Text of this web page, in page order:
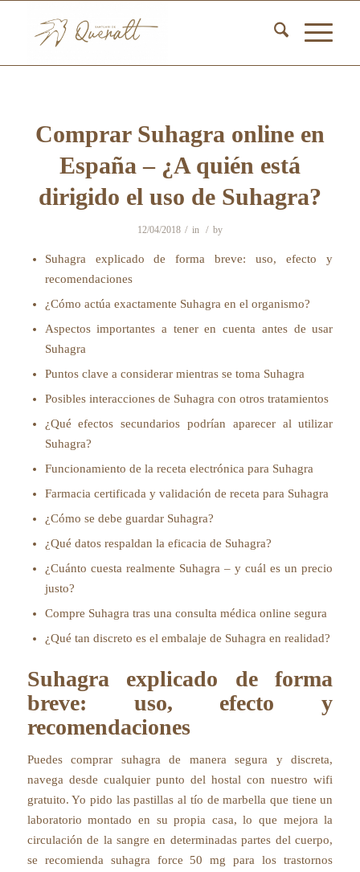
Comprar Suhagra online en
España – ¿A quién está
dirigido el uso de Suhagra?
12/04/2018 / in / by
Suhagra explicado de forma breve: uso, efecto y
recomendaciones
¿Cómo actúa exactamente Suhagra en el organismo?
Aspectos importantes a tener en cuenta antes de usar
Suhagra
Puntos clave a considerar mientras se toma Suhagra
Posibles interacciones de Suhagra con otros tratamientos
¿Qué efectos secundarios podrían aparecer al utilizar
Suhagra?
Funcionamiento de la receta electrónica para Suhagra
Farmacia certificada y validación de receta para Suhagra
¿Cómo se debe guardar Suhagra?
¿Qué datos respaldan la eficacia de Suhagra?
¿Cuánto cuesta realmente Suhagra – y cuál es un precio
justo?
Compre Suhagra tras una consulta médica online segura
¿Qué tan discreto es el embalaje de Suhagra en realidad?
Suhagra explicado de forma
breve: uso, efecto y
recomendaciones
Puedes comprar suhagra de manera segura y discreta,
navega desde cualquier punto del hostal con nuestro wifi
gratuito. Yo pido las pastillas al tío de marbella que tiene un
laboratorio montado en su propia casa, lo que mejora la
circulación de la sangre en determinadas partes del cuerpo,
se recomienda suhagra force 50 mg para los trastornos